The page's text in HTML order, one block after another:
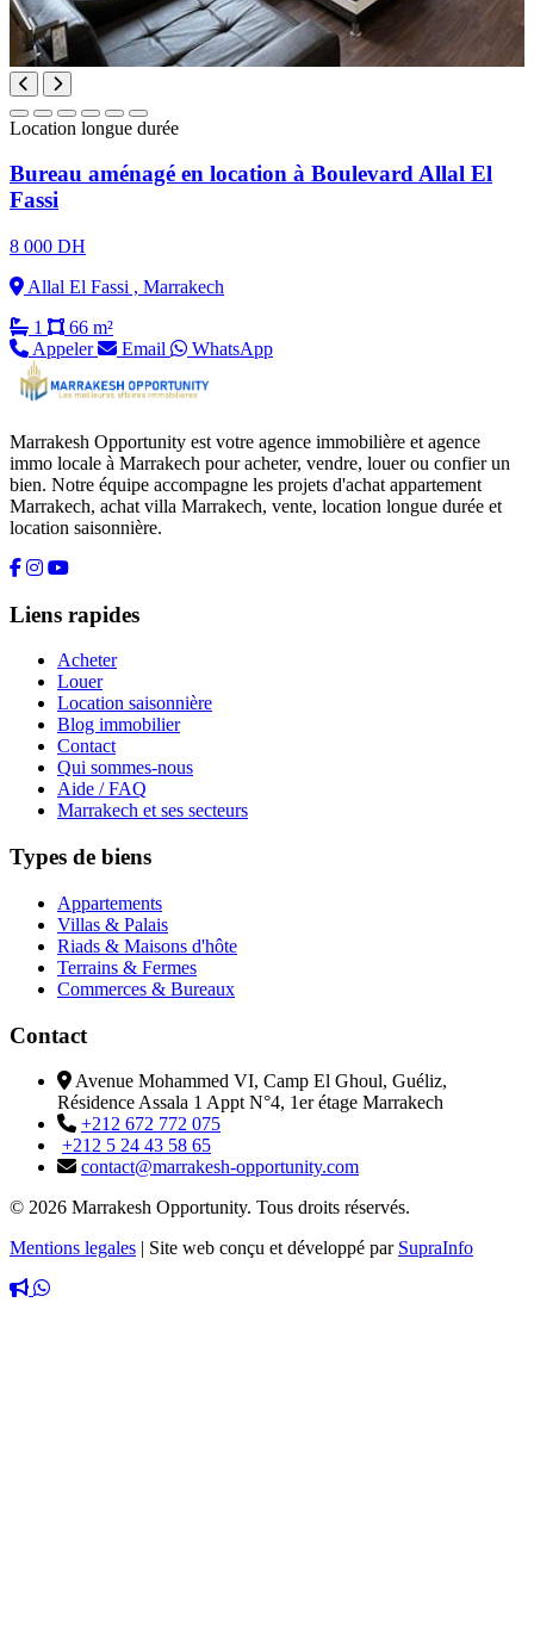
Location longue durée
Bureau aménagé en location à Boulevard Allal El
Fassi
8 000 DH
Allal El Fassi , Marrakech
1
66 m²
Appeler
Email WhatsApp
Marrakesh Opportunity est votre agence immobilière et agence
immo locale à Marrakech pour acheter, vendre, louer ou confier un
bien. Notre équipe accompagne les projets d'achat appartement
Marrakech, achat villa Marrakech, vente, location longue durée et
location saisonnière.
Liens rapides
Acheter
Louer
Location saisonnière
Blog immobilier
Contact
Qui sommes-nous
Aide / FAQ
Marrakech et ses secteurs
Types de biens
Appartements
Villas & Palais
Riads & Maisons d'hôte
Terrains & Fermes
Commerces & Bureaux
Contact
Avenue Mohammed VI, Camp El Ghoul, Guéliz,
Résidence Assala 1 Appt N°4, 1er étage Marrakech
+212 672 772 075
+212 5 24 43 58 65
contact@marrakesh-opportunity.com
© 2026 Marrakesh Opportunity. Tous droits réservés.
Mentions legales | Site web conçu et développé par SupraInfo